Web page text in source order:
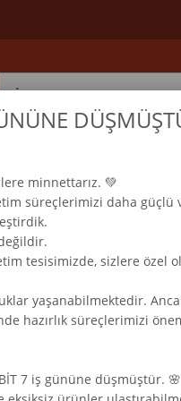
& DIAMOND PAINTING
minnettarız. 💚
süreçlerimizi daha güçlü
tesisimizde, sizlere özel
yaşanabilmektedir.
hazırlık süreçlerimizi
7 iş gününe düşmüştür. 🌸